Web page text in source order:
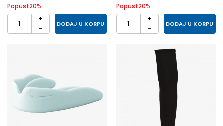
Popust20%
DODAJ U KORPU
Popust20%
DODAJ U KORPU